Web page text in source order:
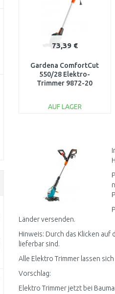
73,39 €
Gardena ComfortCut
550/28 Elektro-
Trimmer 9872-20
AUF LAGER
Vergleichen
Länder versenden.
Hinweis: Durch das Klicken auf
lieferbar sind.
Alle Elektro Trimmer lassen
Vorschlag:
Elektro Trimmer jetzt bei